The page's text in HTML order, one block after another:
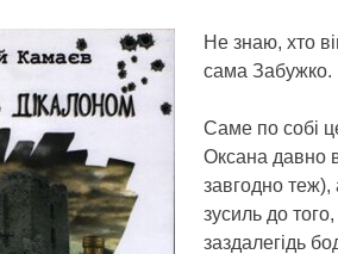
Не знаю, хто
сама Забужко.
Саме по собі
Оксана давно
завгодно
зусиль до
заздалегідь